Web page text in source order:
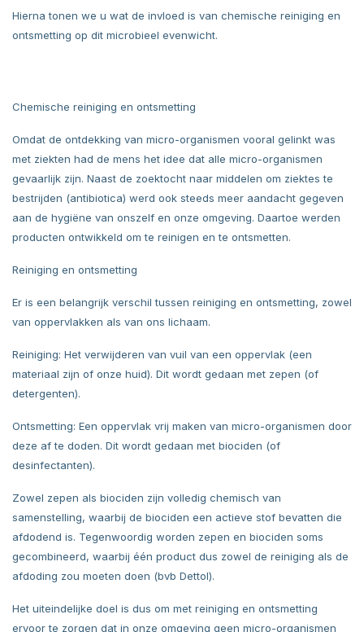
Hierna tonen we u wat de invloed is van chemische reiniging en
ontsmetting op dit microbieel evenwicht.
Chemische reiniging en ontsmetting
Omdat de ontdekking van micro-organismen vooral gelinkt was
met ziekten had de mens het idee dat alle micro-organismen
gevaarlijk zijn. Naast de zoektocht naar middelen om ziektes te
bestrijden (antibiotica) werd ook steeds meer aandacht gegeven
aan de hygiëne van onszelf en onze omgeving. Daartoe werden
producten ontwikkeld om te reinigen en te ontsmetten.
Reiniging en ontsmetting
Er is een belangrijk verschil tussen reiniging en ontsmetting, zowel
van oppervlakken als van ons lichaam.
Reiniging: Het verwijderen van vuil van een oppervlak (een
materiaal zijn of onze huid). Dit wordt gedaan met zepen (of
detergenten).
Ontsmetting: Een oppervlak vrij maken van micro-organismen door
deze af te doden. Dit wordt gedaan met biociden (of
desinfectanten).
Zowel zepen als biociden zijn volledig chemisch van
samenstelling, waarbij de biociden een actieve stof bevatten die
afdodend is. Tegenwoordig worden zepen en biociden soms
gecombineerd, waarbij één product dus zowel de reiniging als de
afdoding zou moeten doen (bvb Dettol).
Het uiteindelijke doel is dus om met reiniging en ontsmetting
ervoor te zorgen dat in onze omgeving geen micro-organismen